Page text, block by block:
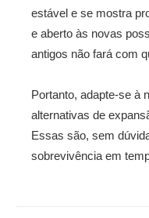
estável e se mostra
e aberto às novas
antigos não fará com
Portanto, adapte-se à
alternativas de
Essas são, sem
sobrevivência em